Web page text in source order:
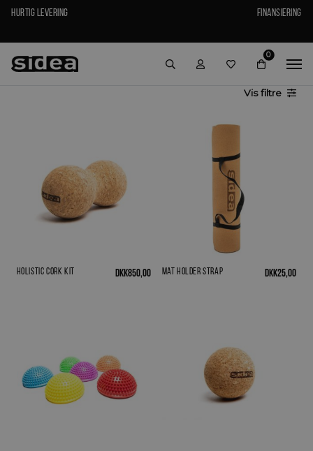
Hurtig levering Finansiering
0
Visfiltre
Holistic Cork Kit DKK850,00 Mat holder strap DKK25,00